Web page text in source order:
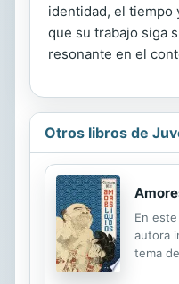
identidad, el tiempo
que su trabajo siga
resonante en el
Otros libros de
En
autora
tema